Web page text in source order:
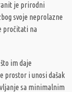
je prirodni
svoje neprolazne
pročitati na
im daje
prostor i unosi dašak
sa minimalnim